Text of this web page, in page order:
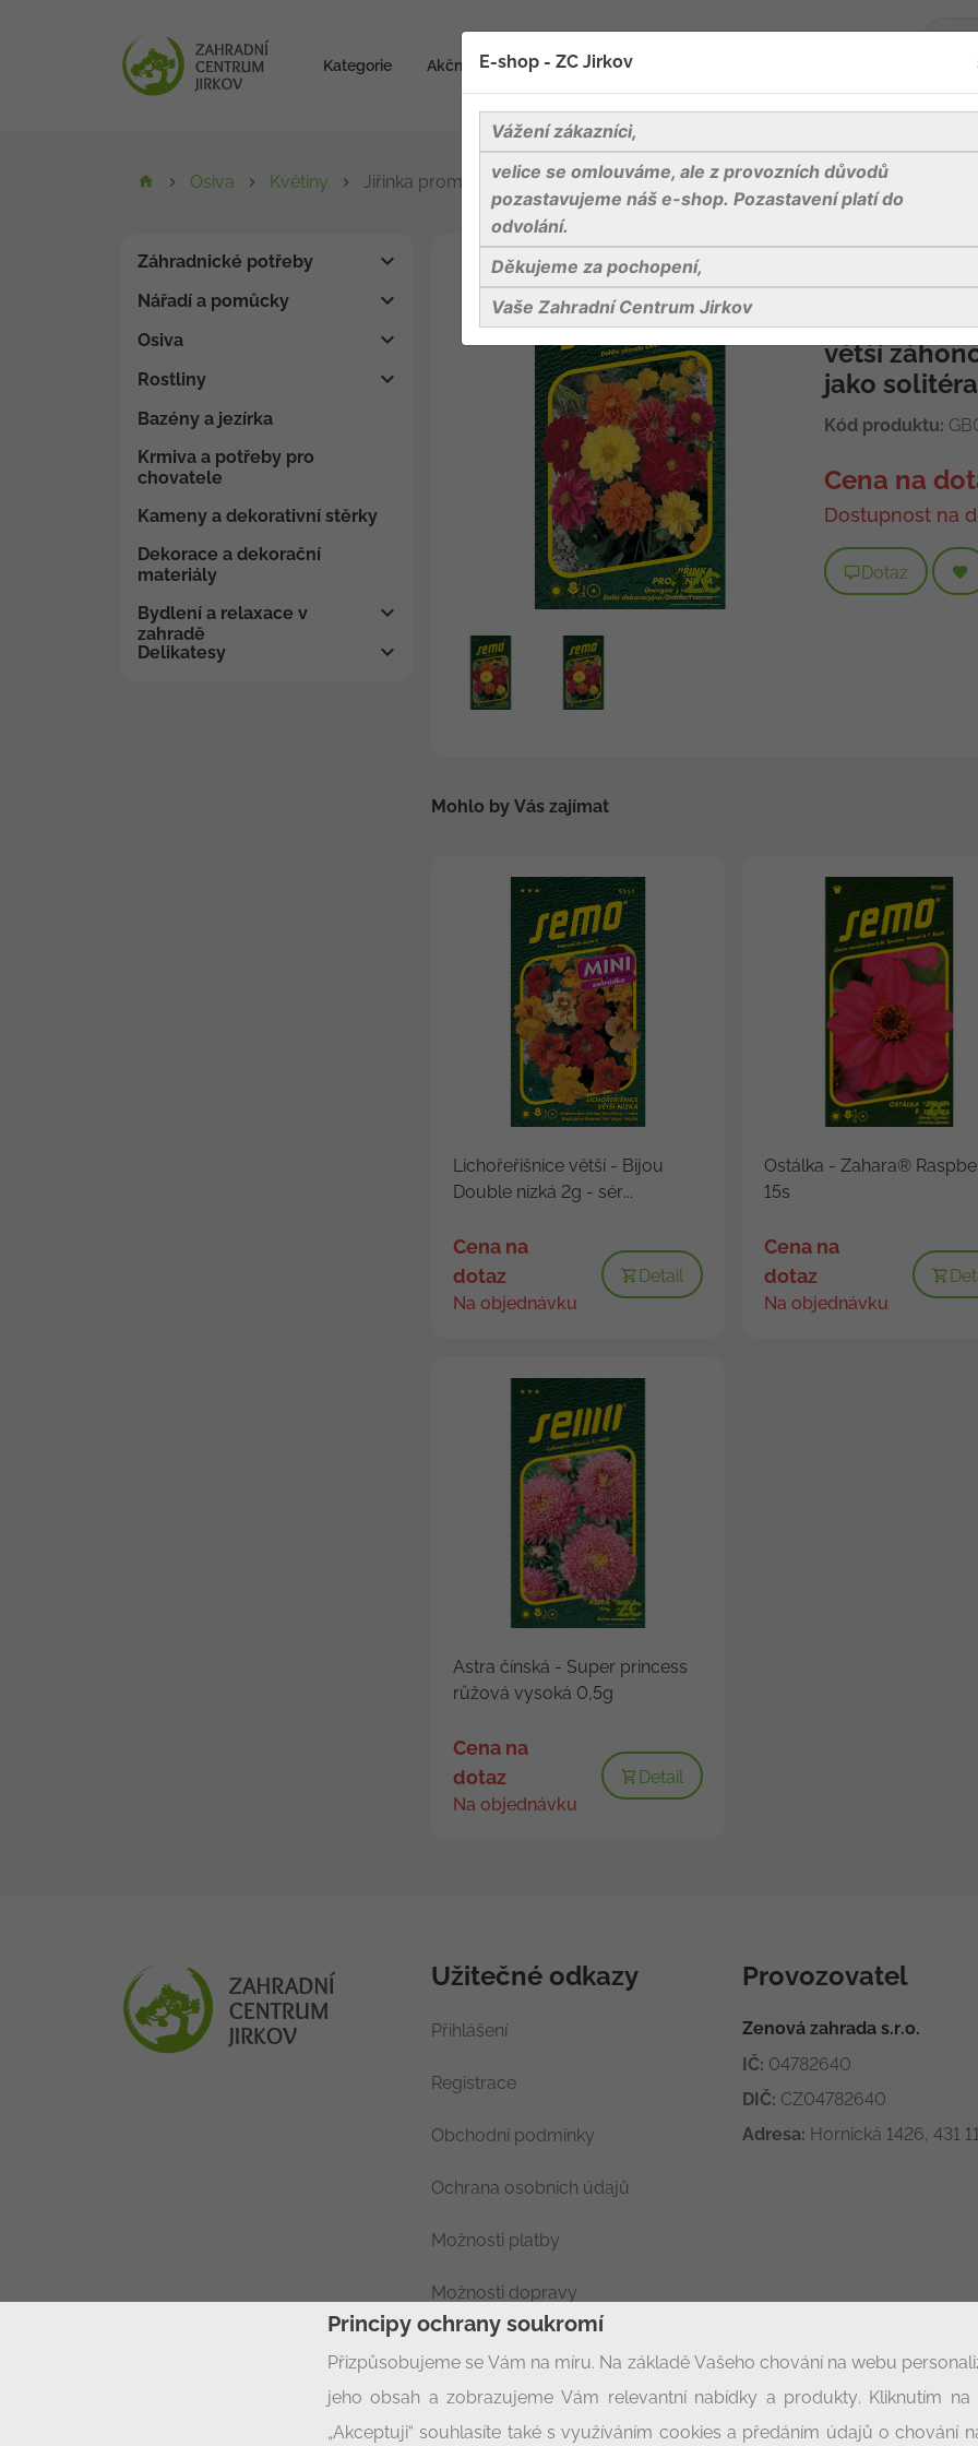
Kategorie Akční zboží Blog Kontakty
Osiva Květiny Jiřinka proměnlivá - Kompakt nízká směs 1g
Záhradnické potřeby
Nářadí a pomůcky
Osiva
Rostliny
Bazény a jezírka
Krmiva a potřeby pro
chovatele
Kameny a dekorativní stěrky
Dekorace a dekorační
materiály
Bydlení a relaxace v
zahradě
Delikatesy
Keřovitě
větší
jako
Kód produktu:
Cena na
Dostupnost na
Dotaz
Mohlo by Vás zajímat
Lichořeřišnice větší - Bijou
Double nízká 2g - sér...
Cena na
dotaz
Na objednávku
Detail
Ostálka - Zahara®
15s
Cena na
dotaz
Na objednávku
Astra čínská - Super princess
růžová vysoká 0,5g
Cena na
dotaz
Na objednávku
Detail
Užitečné odkazy
Přihlášení
Registrace
Obchodní podmínky
Ochrana osobních údajů
Možnosti platby
Možnosti dopravy
Provozovatel
Zenová zahrada s.r.o.
IČ: 04782640
DIČ: CZ04782640
Adresa: Hornická 1426, 431
Principy ochrany soukromí
Přizpůsobujeme se Vám na míru. Na základě Vašeho chování na webu
jeho obsah a zobrazujeme Vám relevantní nabídky a produkty. Kliknutím na
„Akceptuji“ souhlasíte také s využíváním cookies a předáním údajů o chování
E-shop - ZC Jirkov
Vážení zákazníci,
velice se omlouváme, ale z provozních důvodů
pozastavujeme náš e-shop. Pozastavení platí do
odvolání.
Děkujeme za pochopení,
Vaše Zahradní Centrum Jirkov